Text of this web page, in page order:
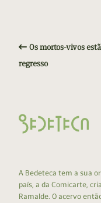
Os mortos-vivos
regresso
A Bedeteca tem a sua
país, a da Comicarte,
Ramalde. O acervo